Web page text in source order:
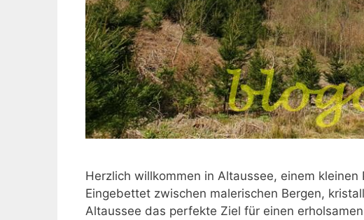
Herzlich willkommen in Altaussee, einem
Eingebettet zwischen malerischen Bergen,
Altaussee das perfekte Ziel für einen